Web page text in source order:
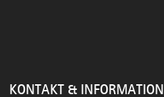
KONTAKT & INFORMATION